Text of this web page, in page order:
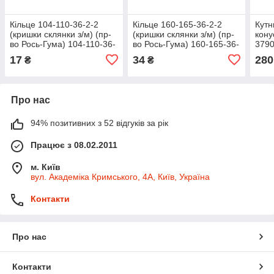
Кільце 104-110-36-2-2
(кришки склянки з/м) (пр-
во Рось-Гума) 104-110-36-
17 ₴
Кільце 160-165-36-2-2
(кришки склянки з/м) (пр-
во Рось-Гума) 160-165-36-
34₴ 280
Про нас
94% позитивних з 52 відгуків за рік
Працює з 08.02.2011
м. Київ
вул. Академіка Кримського, 4А, Київ, Україна
Контакти
Про нас
Контакти